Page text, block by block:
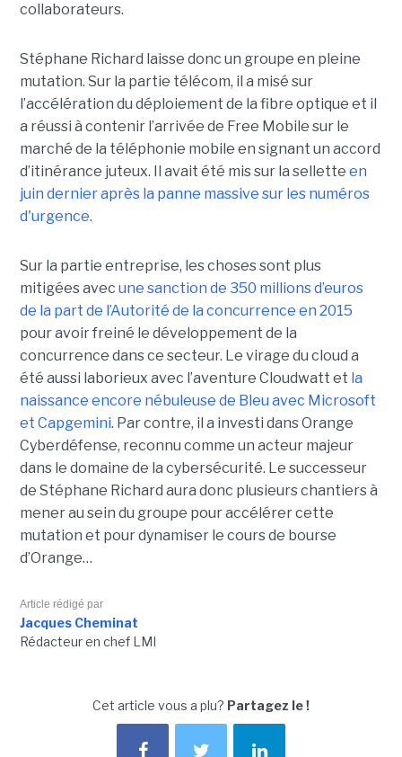
collaborateurs.
Stéphane Richard laisse donc un groupe en pleine
mutation. Sur la partie télécom, il a misé sur
l’accélération du déploiement de la fibre optique et il
a réussi à contenir l’arrivée de Free Mobile sur le
marché de la téléphonie mobile en signant un accord
d’itinérance juteux. Il avait été mis sur la sellette en
juin dernier après la panne massive sur les numéros
d'urgence.
Sur la partie entreprise, les choses sont plus
mitigées avec une sanction de 350 millions d’euros
de la part de l’Autorité de la concurrence en 2015
pour avoir freiné le développement de la
concurrence dans ce secteur. Le virage du cloud a
été aussi laborieux avec l’aventure Cloudwatt et la
naissance encore nébuleuse de Bleu avec Microsoft
et Capgemini. Par contre, il a investi dans Orange
Cyberdéfense, reconnu comme un acteur majeur
dans le domaine de la cybersécurité. Le successeur
de Stéphane Richard aura donc plusieurs chantiers à
mener au sein du groupe pour accélérer cette
mutation et pour dynamiser le cours de bourse
d’Orange…
Article rédigé par
Jacques Cheminat
Rédacteur en chef LMI
Cet article vous a plu? Partagez le !